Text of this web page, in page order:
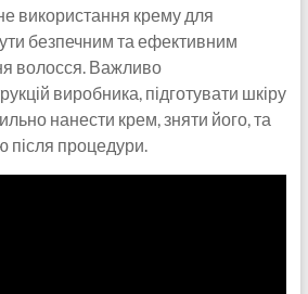
використання крему для
безпечним та ефективним
волосся. Важливо
виробника, підготувати шкіру
нанести крем, зняти його, та
після процедури.